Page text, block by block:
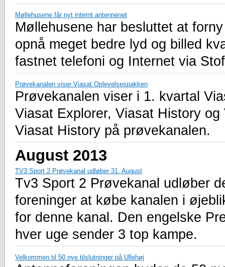
Møllehusene får nyt internt antennenet
Møllehusene har besluttet at
opnå meget bedre lyd og billed
fastnet telefoni og Internet via
Prøvekanalen viser Viasat Oplevelsespakken
Prøvekanalen viser i 1. kvartal
Viasat Explorer, Viasat History
Viasat History på prøvekanalen.
August 2013
TV3 Sport 2 Prøvekanal udløber 31. August
Tv3 Sport 2 Prøvekanal udløber
foreninger at købe kanalen i
for denne kanal. Den engelske
hver uge sender 3 top kampe.
Velkommen til 50 nye tilslutninger på Ullehøj